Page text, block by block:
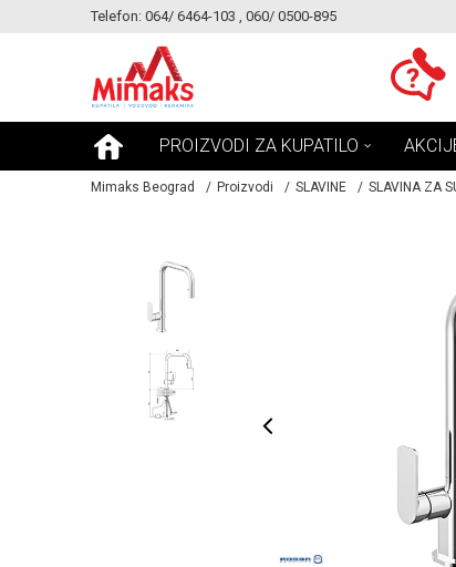
Telefon: 064/ 6464-103 , 060/ 0500-895
MOGUCNOST MONTAŽE PROIZVODA
PROIZVODI ZA KUPATILO
Mimaks Beograd Proizvodi SLAVINE SLAVINA ZA